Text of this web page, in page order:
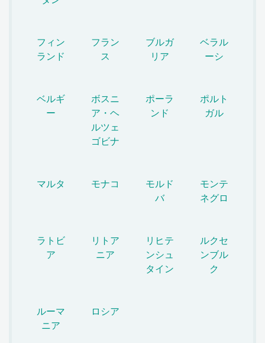
フィン
ランド
フラン
ス
ブルガ
リア
ベラル
ーシ
ベルギ
ー
ボスニ
ア・ヘ
ルツェ
ゴビナ
ポーラ
ンド
ポルト
ガル
マルタ モナコ
モルド
バ
モンテ
ネグロ
ラトビ
ア
リトア
ニア
リヒテ
ンシュ
タイン
ルクセ
ンブル
ク
ルーマ
ニア
ロシア